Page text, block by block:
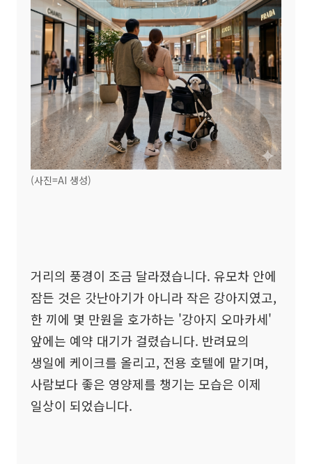
(사진=AI 생성)
거리의 풍경이 조금 달라졌습니다. 유모차 안에
잠든 것은 갓난아기가 아니라 작은 강아지였고,
한 끼에 몇 만원을 호가하는 '강아지 오마카세'
앞에는 예약 대기가 걸렸습니다. 반려묘의
생일에 케이크를 올리고, 전용 호텔에 맡기며,
사람보다 좋은 영양제를 챙기는 모습은 이제
일상이 되었습니다.